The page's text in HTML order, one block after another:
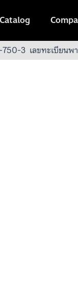
Catalog
3 เลขทะเบียน